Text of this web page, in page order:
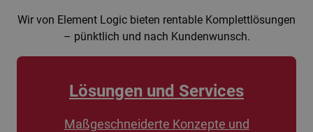
Wir von Element Logic bieten rentable Komplettlösungen
– pünktlich und nach Kundenwunsch.
Lösungen und Services
Maßgeschneiderte Konzepte und